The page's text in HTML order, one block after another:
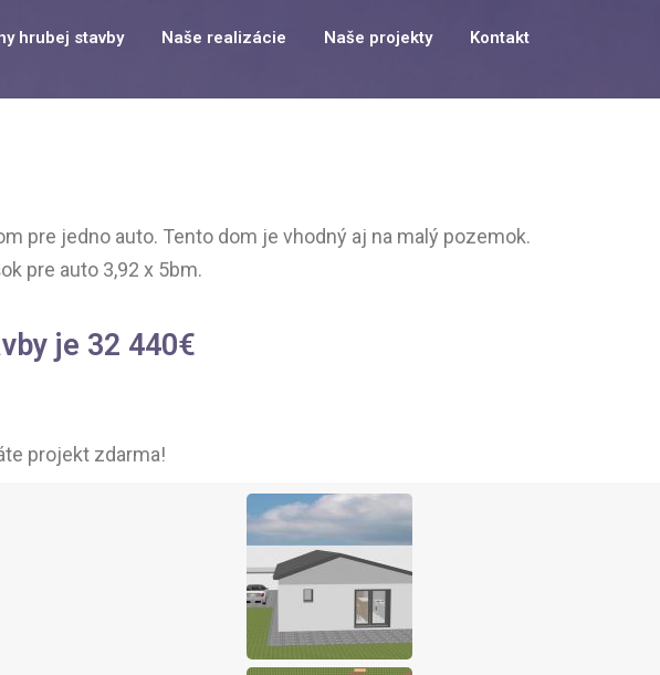
hrubej stavby Naše realizácie Naše projekty Kontakt
pre jedno auto. Tento dom je vhodný aj na malý pozemok.
pre auto 3,92 x 5bm.
je 32 440€
projekt zdarma!